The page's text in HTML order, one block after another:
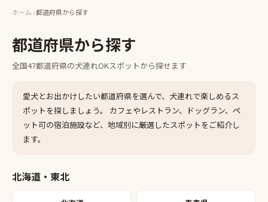
ホーム ›都道府県から探す
都道府県から探す
全国47都道府県の犬連れOKスポットから探せます
愛犬とお出かけしたい都道府県を選んで、犬連れで楽しめるス
ポットを探しましょう。 カフェやレストラン、ドッグラン、ペ
ット可の宿泊施設など、地域別に厳選したスポットをご紹介し
ます。
北海道・東北